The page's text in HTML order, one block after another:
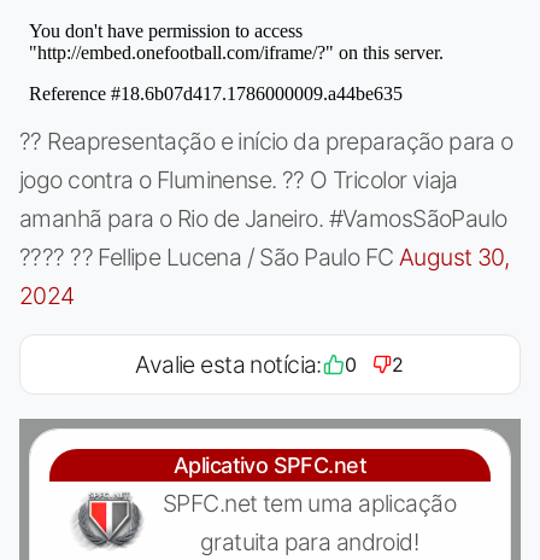
?? Reapresentação e início da preparação para o
jogo contra o Fluminense. ?? O Tricolor viaja
amanhã para o Rio de Janeiro. #VamosSãoPaulo
???? ?? Fellipe Lucena / São Paulo FC August 30,
2024
Avalie esta notícia: 0 2
Aplicativo SPFC.net
SPFC.net tem uma aplicação
gratuita para android!